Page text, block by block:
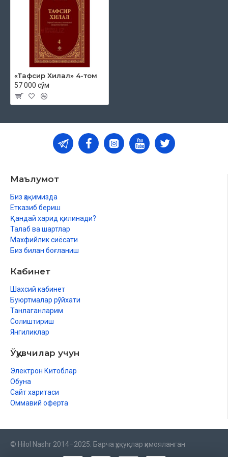
«Тафсир Хилал» 4-том
57 000 сўм
Маълумот
Биз ҳақимизда
Етказиб бериш
Қандай харид қилинади?
Талаб ва шартлар
Махфийлик сиёсати
Биз билан боғланиш
Кабинет
Шахсий кабинет
Буюртмалар рўйхати
Танлаганларим
Солиштириш
Янгиликлар
Ўқувчилар учун
Электрон Китоблар
Обуна
Сайт харитаси
Оммавий оферта
© Hilol Nashr 2014–2025. Барча ҳуқуқлар ҳимояланган